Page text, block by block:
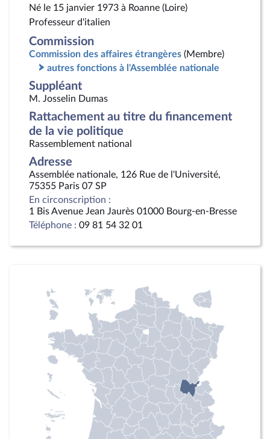
Né le 15 janvier 1973 à Roanne (Loire)
Professeur d'italien
Commission
Commission des affaires étrangères (Membre)
autres fonctions à l'Assemblée nationale
Suppléant
M. Josselin Dumas
Rattachement au titre du financement
de la vie politique
Rassemblement national
Adresse
Assemblée nationale, 126 Rue de l'Université,
75355 Paris 07 SP
En circonscription :
1 Bis Avenue Jean Jaurès 01000 Bourg-en-Bresse
Téléphone : 09 81 54 32 01